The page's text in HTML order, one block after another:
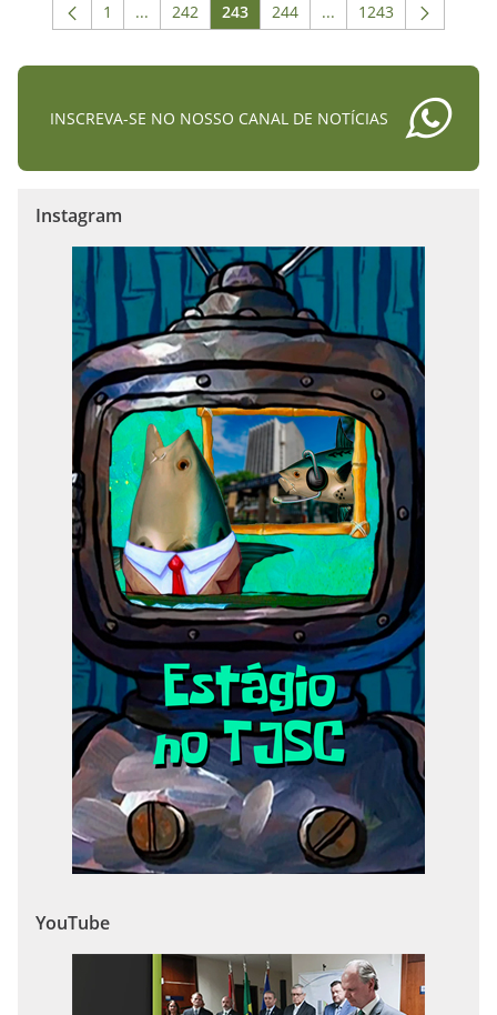
Página
1 ...Páginas intermediárias Usar ABA para navegar.
Página
242 Página
243 Página
244 ...PáginasPágina
1243
INSCREVA-SE NO NOSSO CANAL DE NOTÍCIAS
Instagram
YouTube